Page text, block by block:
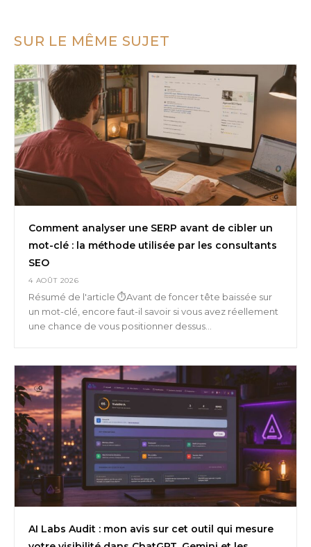
SUR LE MÊME SUJET
Comment analyser une SERP avant de cibler un
mot-clé : la méthode utilisée par les consultants
SEO
4 AOÛT 2026
Résumé de l'article ⏱️Avant de foncer tête baissée sur
un mot-clé, encore faut-il savoir si vous avez réellement
une chance de vous positionner dessus...
AI Labs Audit : mon avis sur cet outil qui mesure